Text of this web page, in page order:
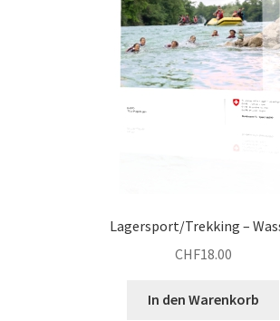
Lagersport/Trekking –
CHF18.00
In den Warenkorb